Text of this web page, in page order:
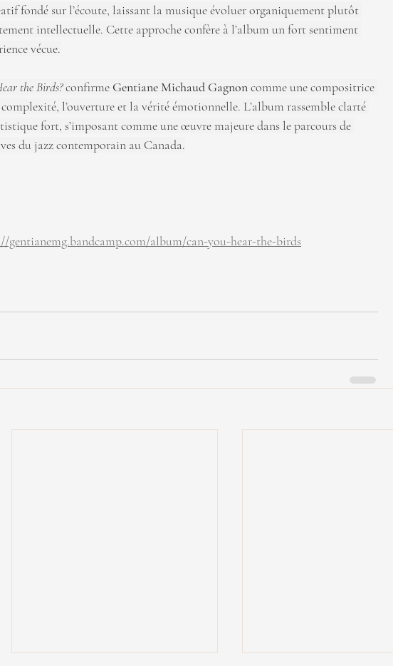
fondé sur l’écoute, laissant la musique évoluer organiquement plutôt
intellectuelle. Cette approche confère à l’album un fort sentiment
vécue.
the Birds? confirme Gentiane Michaud Gagnon comme une compositrice
complexité, l’ouverture et la vérité émotionnelle. L’album rassemble clarté
fort, s’imposant comme une œuvre majeure dans le parcours de
du jazz contemporain au Canada.
gentianemg.bandcamp.com/album/can-you-hear-the-birds